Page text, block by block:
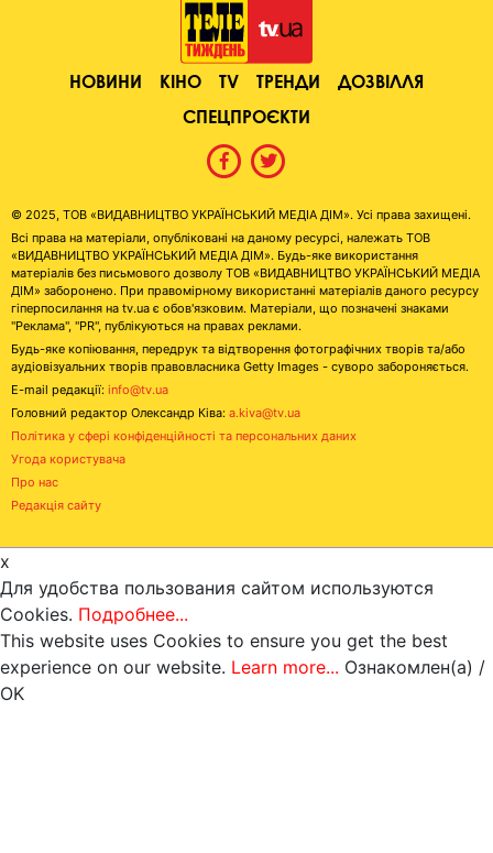
НОВИНИ КІНО TV ТРЕНДИ
ДОЗВІЛЛЯ
СПЕЦПРОЄКТИ
© 2025, ТОВ «ВИДАВНИЦТВО УКРАЇНСЬКИЙ МЕДІА ДІМ». Усі права захищені.
Всі права на матеріали, опубліковані на даному ресурсі, належать ТОВ
«ВИДАВНИЦТВО УКРАЇНСЬКИЙ МЕДІА ДІМ». Будь-яке використання
матеріалів без письмового дозволу ТОВ «ВИДАВНИЦТВО УКРАЇНСЬКИЙ МЕДІА
ДІМ» заборонено. При правомірному використанні матеріалів даного ресурсу
гіперпосилання на tv.ua є обов'язковим. Матеріали, що позначені знаками
"Реклама", "PR", публікуються на правах реклами.
Будь-яке копіювання, передрук та відтворення фотографічних творів та/або
аудіовізуальних творів правовласника Getty Images - суворо забороняється.
E-mail редакції: info@tv.ua
Головний редактор Олександр Ківа: a.kiva@tv.ua
Політика у сфері конфіденційності та персональних даних
Угода користувача
Про нас
Редакція сайту
x
Для удобства пользования сайтом используются
Cookies. Подробнее...
This website uses Cookies to ensure you get the best
experience on our website. Learn more... Ознакомлен(а) /
OK